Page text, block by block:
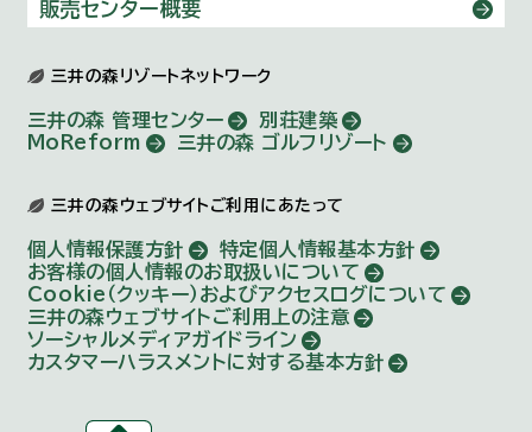
販売センター概要
三井の森リゾートネットワーク
三井の森 管理センター
別荘建築
MoReform
三井の森 ゴルフリゾート
三井の森ウェブサイトご利用にあたって
個人情報保護方針
特定個人情報基本方針
お客様の個人情報のお取扱いについて
Cookie（クッキー）およびアクセスログについて
三井の森ウェブサイトご利用上の注意
ソーシャルメディアガイドライン
カスタマーハラスメントに対する基本方針